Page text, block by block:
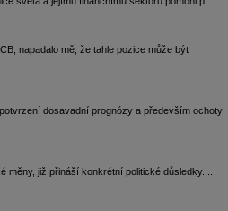
napadalo mě, že tahle pozice může být
dosavadní prognózy a především ochoty
již přináší konkrétní politické důsledky....